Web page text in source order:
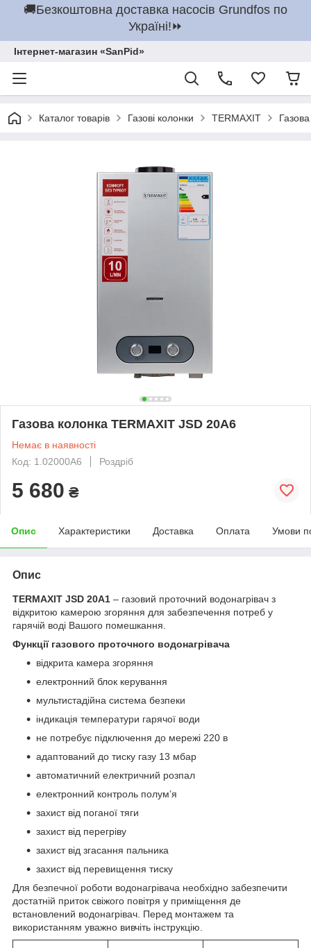
🚚Безкоштовна доставка насосів Grundfos по
Україні!⏩
Інтернет-магазин «SanPid»
Каталог товарів Газові колонки TERMAXIT
Газова колонка TERMAXIT JSD 20A6
Немає в наявності
Код: 1.02000A6
Роздріб
5 680 ₴
Опис Характеристики Доставка Оплата Умови
Опис
TERMAXIT JSD 20A1 – газовий проточний водонагрівач з
відкритою камерою згоряння для забезпечення потреб у
гарячій воді Вашого помешкання.
Функції газового проточного водонагрівача
відкрита камера згоряння
електронний блок керування
мультистадійна система безпеки
індикація температури гарячої води
не потребує підключення до мережі 220 в
адаптований до тиску газу 13 мбар
автоматичний електричний розпал
електронний контроль полум’я
захист від поганої тяги
захист від перегріву
захист від згасання пальника
захист від перевищення тиску
Для безпечної роботи водонагрівача необхідно забезпечити
достатній приток свіжого повітря у приміщення де
встановлений водонагрівач. Перед монтажем та
використанням уважно вивчіть інструкцію.